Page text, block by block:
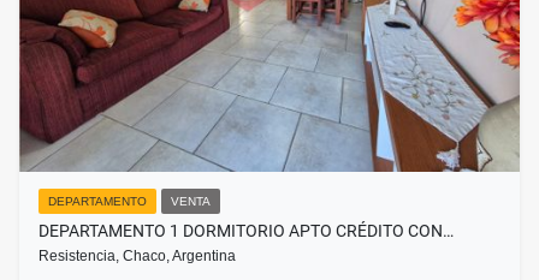
DEPARTAMENTO VENTA
DEPARTAMENTO 1 DORMITORIO APTO CRÉDITO CON…
Resistencia, Chaco, Argentina